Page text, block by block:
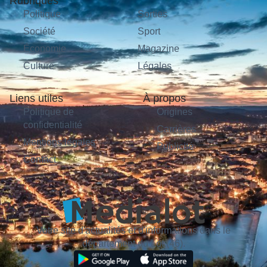
Politique
Société
Économie
Culture
Sorties
Sport
Magazine
Légales
Liens utiles
Politique de
confidentialité
Mentions légales
Contact
À propos
Origines
Carrières
Publicité
Votre site d'actualités et d'informations dans le
département du Lot (46).